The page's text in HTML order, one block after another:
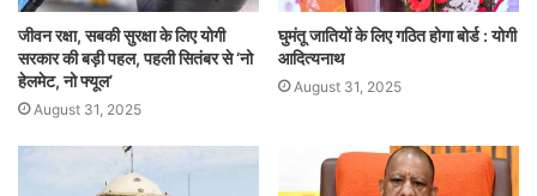
जीवन रक्षा, सबकी सुरक्षा के लिए योगी
सरकार की बड़ी पहल, पहली सितंबर से ‘नो
हेलमेट, नो फ्यूल’
August 31, 2025
घुमंतू जातियों के लिए गठित होगा बोर्ड : योगी
आदित्यनाथ
August 31, 2025